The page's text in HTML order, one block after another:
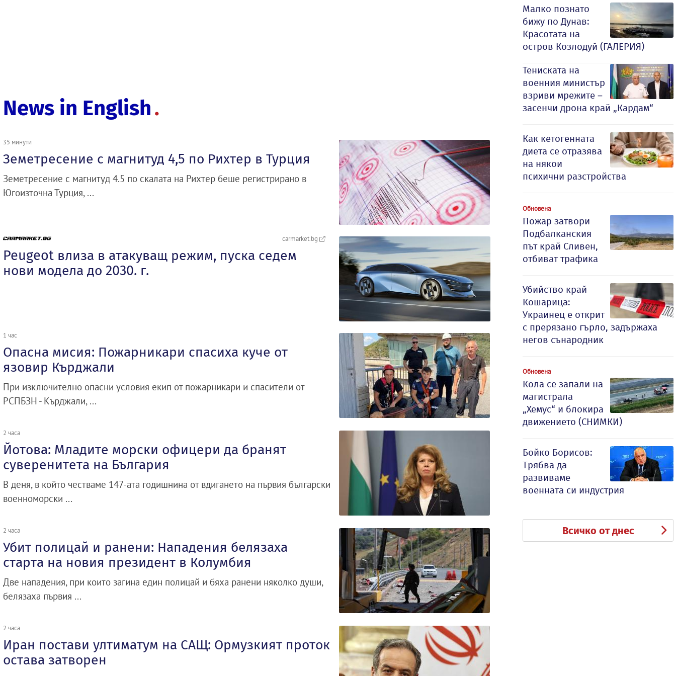
News in English
35 минути
Земетресение с магнитуд 4,5 по Рихтер в Турция
Земетресение с магнитуд 4.5 по скалата на Рихтер беше регистрирано в
Югоизточна Турция, ...
carmarket.bg
Peugeot влиза в атакуващ режим, пуска седем
нови модела до 2030. г.
1 час
Опасна мисия: Пожарникари спасиха куче от
язовир Кърджали
При изключително опасни условия екип от пожарникари и спасители от
РСПБЗН - Кърджали, ...
2 часа
Йотова: Младите морски офицери да бранят
суверенитета на България
В деня, в който честваме 147-ата годишнина от вдигането на първия български
военноморски ...
2 часа
Убит полицай и ранени: Нападения белязаха
старта на новия президент в Колумбия
Две нападения, при които загина един полицай и бяха ранени няколко души,
белязаха първия ...
2 часа
Иран постави ултиматум на САЩ: Ормузкият проток
остава затворен
Малко познато
бижу по Дунав:
Красотата на
остров Козлодуй (ГАЛЕРИЯ)
Тениската на
военния министър
взриви мрежите –
засенчи дрона край „Кардам“
Как кетогенната
диета се отразява
на някои
психични разстройства
Обновена
Пожар затвори
Подбалканския
път край Сливен,
отбиват трафика
Убийство край
Кошарица:
Украинец е открит
с прерязано гърло, задържаха
негов сънародник
Обновена
Кола се запали на
магистрала
„Хемус“ и блокира
движението (СНИМКИ)
Бойко Борисов:
Трябва да
развиваме
военната си индустрия
Всичко от днес